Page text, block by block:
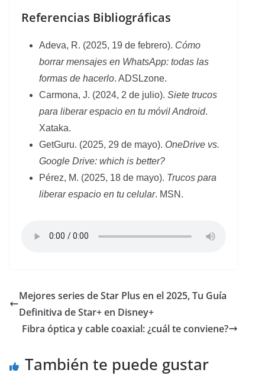
Referencias Bibliográficas
Adeva, R. (2025, 19 de febrero). Cómo
borrar mensajes en WhatsApp: todas las
formas de hacerlo. ADSLzone.
Carmona, J. (2024, 2 de julio). Siete trucos
para liberar espacio en tu móvil Android.
Xataka.
GetGuru. (2025, 29 de mayo). OneDrive vs.
Google Drive: which is better?
Pérez, M. (2025, 18 de mayo). Trucos para
liberar espacio en tu celular. MSN.
Mejores series de Star Plus en el 2025, Tu Guía
Definitiva de Star+ en Disney+
Fibra óptica y cable coaxial: ¿cuál te conviene?
También te puede gustar